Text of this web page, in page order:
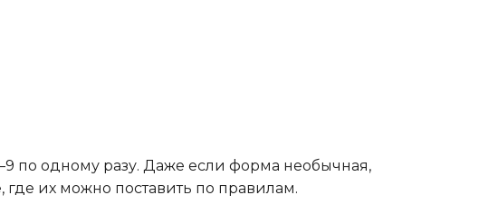
по одному разу. Даже если форма необычная,
их можно поставить по правилам.